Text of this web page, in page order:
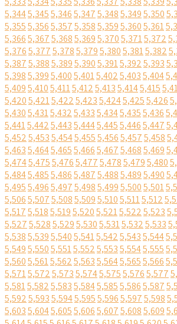
5,3445,3455,3465,3475,3485,3495,350
5,3555,3565,3575,3585,3595,3605,361
5,3665,3675,3685,3695,3705,3715,372
5,3765,3775,3785,3795,3805,3815,382
5,3875,3885,3895,3905,3915,3925,393
5,3985,3995,4005,4015,4025,4035,404
5,4095,4105,4115,4125,4135,4145,415
5,4205,4215,4225,4235,4245,4255,426
5,4305,4315,4325,4335,4345,4355,436
5,4415,4425,4435,4445,4455,4465,447
5,4525,4535,4545,4555,4565,4575,458
5,4635,4645,4655,4665,4675,4685,469
5,4745,4755,4765,4775,4785,4795,480
5,4845,4855,4865,4875,4885,4895,490
5,4955,4965,4975,4985,4995,5005,501
5,5065,5075,5085,5095,5105,5115,512
5,5175,5185,5195,5205,5215,5225,523
5,5275,5285,5295,5305,5315,5325,533
5,5385,5395,5405,5415,5425,5435,544
5,5495,5505,5515,5525,5535,5545,555
5,5605,5615,5625,5635,5645,5655,566
5,5715,5725,5735,5745,5755,5765,577
5,5815,5825,5835,5845,5855,5865,587
5,5925,5935,5945,5955,5965,5975,598
5,6035,6045,6055,6065,6075,6085,609